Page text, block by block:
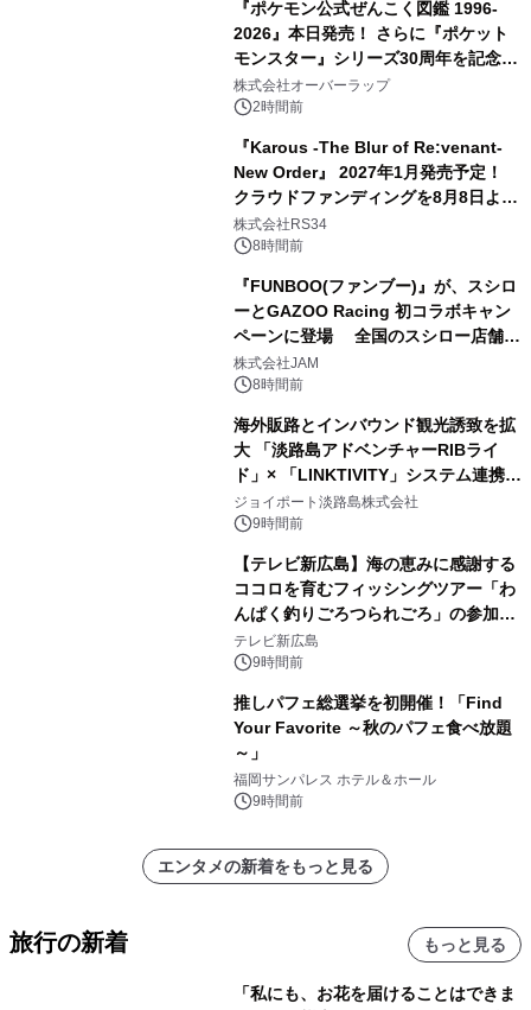
『ポケモン公式ぜんこく図鑑 1996-
2026』本日発売！ さらに『ポケット
モンスター』シリーズ30周年を記念し
た画集『ポケットモンスター ビジュア
ルアートブック』の発売決定！ 2026
株式会社オーバーラップ
2時間前
『Karous -The Blur of Re:venant-
New Order』 2027年1月発売予定！
クラウドファンディングを8月8日より
開始
株式会社RS34
8時間前
『FUNBOO(ファンブー)』が、スシロ
ーとGAZOO Racing 初コラボキャン
ペーンに登場 全国のスシロー店舗で
GR 4車種の FUNBOO(ミニカー)付き
メニューが展開されます
株式会社JAM
8時間前
海外販路とインバウンド観光誘致を拡
大 「淡路島アドベンチャーRIBライ
ド」× 「LINKTIVITY」システム連携を
開始！
ジョイポート淡路島株式会社
9時間前
【テレビ新広島】海の恵みに感謝する
ココロを育むフィッシングツアー「わ
んぱく釣りごろつられごろ」の参加小
学生を募集
テレビ新広島
9時間前
推しパフェ総選挙を初開催！「Find
Your Favorite ～秋のパフェ食べ放題
～」
福岡サンパレス ホテル＆ホール
9時間前
エンタメの新着をもっと見る
旅行の新着 もっと見る
「私にも、お花を届けることはできま